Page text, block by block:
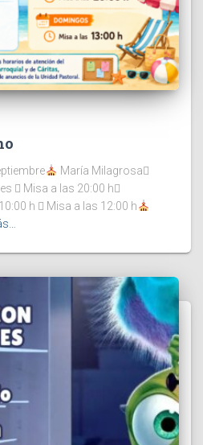
María Milagrosa
 Misa a las 20:00 h
h  Misa a las 12:00 h